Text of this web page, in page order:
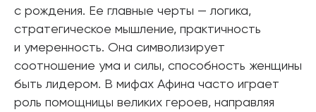
с рождения. Ее главные черты — логика,
стратегическое мышление, практичность
и умеренность. Она символизирует
соотношение ума и силы, способность женщины
быть лидером. В мифах Афина часто играет
роль помощницы великих героев, направляя